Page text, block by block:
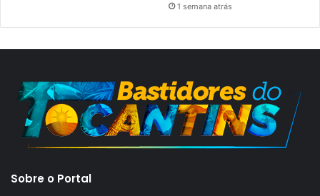
1 semana atrás
Sobre o Portal